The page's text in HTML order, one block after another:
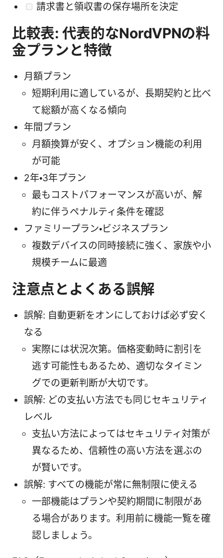
請求書と領収書の保存場所を決定
比較表: 代表的なNordVPNの料
金プランと特徴
月額プラン
短期利用に適しているが、長期契約と比べ
て総額が高くなる傾向
年間プラン
月額換算が安く、オプション機能の利用
が可能
2年・3年プラン
最もコストパフォーマンスが高いが、解
約に伴うペナルティ条件を確認
ファミリープラン・ビジネスプラン
複数デバイスの同時接続に強く、家族や小
規模チームに最適
注意点とよくある誤解
誤解: 自動更新をオンにしておけば必ず安く
なる
実際には状況次第。価格変動時に割引を
逃す可能性もあるため、適切なタイミン
グでの更新判断が大切です。
誤解: どの支払い方法でも同じセキュリティ
レベル
支払い方法によってはセキュリティ対策が
異なるため、信頼性の高い方法を選ぶの
が賢いです。
誤解: すべての機能が常に無制限に使える
一部機能はプランや契約期間に制限があ
る場合があります。利用前に機能一覧を確
認しましょう。